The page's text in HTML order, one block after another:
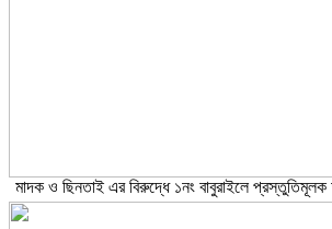
মাদক ও ছিনতাই এর বিরুদ্ধে ১নং বাবুরাইলে